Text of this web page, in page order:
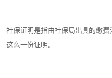
社保证明是指由社保局出具的缴
这么一份证明。